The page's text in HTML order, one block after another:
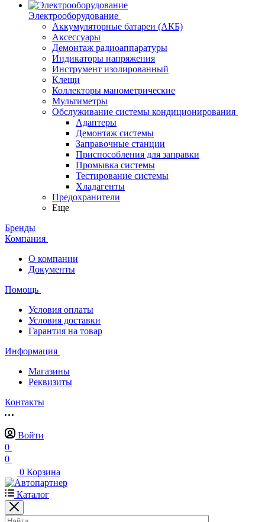
Электрооборудование
Аккумуляторные батареи (АКБ)
Аксессуары
Демонтаж радиоаппаратуры
Индикаторы напряжения
Инструмент изолированный
Клещи
Коллекторы манометрические
Мультиметры
Обслуживание системы кондиционирования
Адаптеры
Демонтаж системы
Заправочные станции
Приспособления для заправки
Промывка системы
Тестирование системы
Хладагенты
Предохранители
Еще
Бренды
Компания
О компании
Документы
Помощь
Условия оплаты
Условия доставки
Гарантия на товар
Информация
Магазины
Реквизиты
Контакты
Войти
0
0
0 Корзина
Каталог